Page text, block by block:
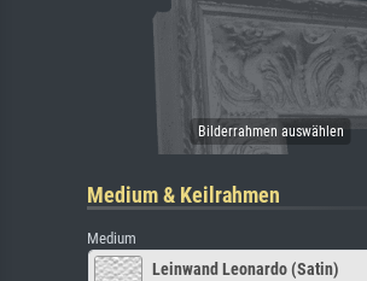
Medium & Keilrahmen
Medium
Leinwand Leonardo (Satin)